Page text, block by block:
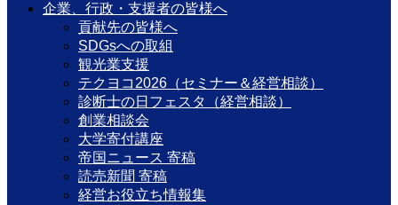
企業、行政・支援者の皆様へ
貢献先の皆様へ
SDGsへの取組
観光業支援
テクヨコ2026（セミナー＆経営相談）
診断士の日フェスタ（経営相談）
創業相談会
大学寄付講座
帝国ニュース 寄稿
読売新聞 寄稿
経営お役立ち情報集